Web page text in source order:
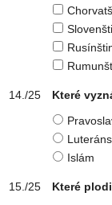
Které
Islám
Které